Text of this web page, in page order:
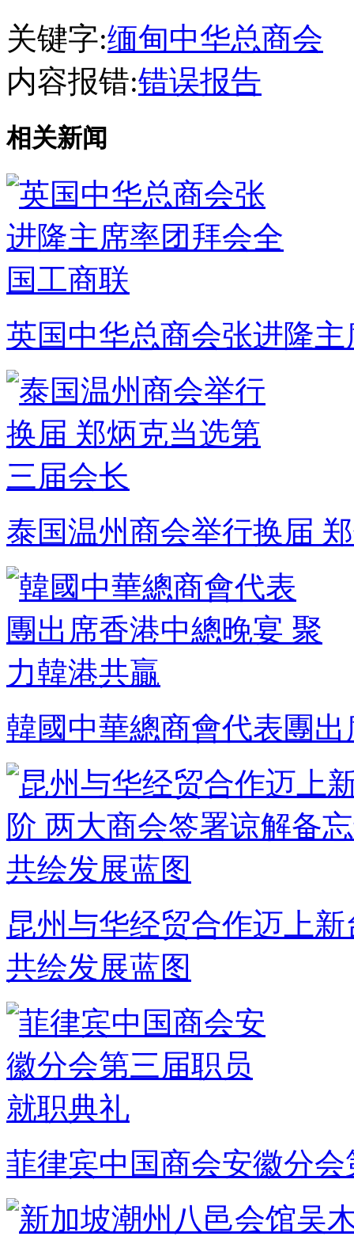
关键字:缅甸中华总商会
内容报错:错误报告
相关新闻
英国中华总商会张进隆
泰国温州商会举行换届
韓國中華總商會代表團
昆州与华经贸合作迈上
共绘发展蓝图
菲律宾中国商会安徽分